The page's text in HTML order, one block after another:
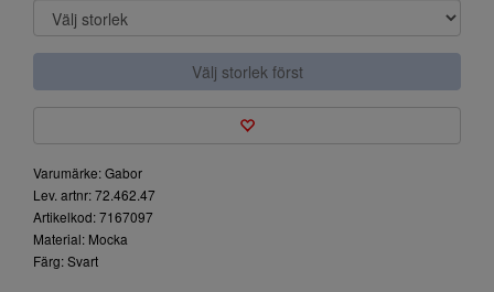
Välj storlek först
Varumärke: Gabor
Lev. artnr: 72.462.47
Artikelkod: 7167097
Material: Mocka
Färg: Svart